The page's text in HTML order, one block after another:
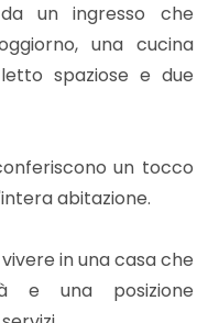
un ingresso che
una cucina
spaziose e due
un tocco
abitazione.
in una casa che
e una posizione